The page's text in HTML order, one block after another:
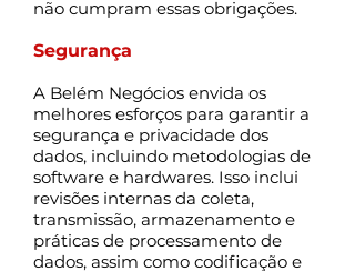
não cumpram essas obrigações.
Segurança
A Belém Negócios envida os
melhores esforços para garantir a
segurança e privacidade dos
dados, incluindo metodologias de
software e hardwares. Isso inclui
revisões internas da coleta,
transmissão, armazenamento e
práticas de processamento de
dados, assim como codificação e